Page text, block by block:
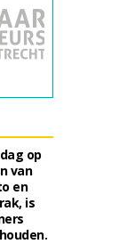
op
van
en
is